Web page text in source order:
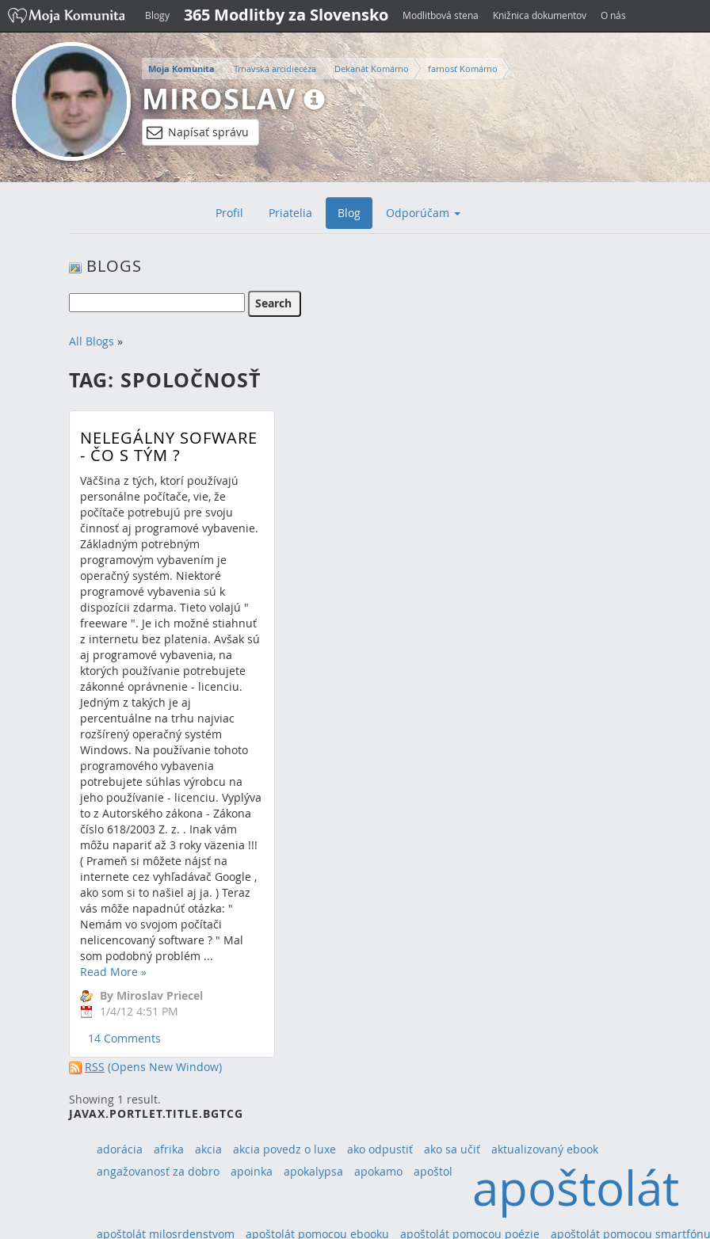
Blogy 365 Modlitby za Slovensko Modlitbová stena Knižnica dokumentov O nás
Moja Komunita Trnavská arcidiecéza Dekanát Komárno farnosť Komárno
MIROSLAV
Napísať správu
Profil Priatelia Blog Odporúčam
BLOGS
All Blogs »
TAG: SPOLOČNOSŤ
NELEGÁLNY SOFWARE
- ČO S TÝM ?
Väčšina z tých, ktorí používajú
personálne počítače, vie, že
počítače potrebujú pre svoju
činnosť aj programové vybavenie.
Základným potrebným
programovým vybavením je
operačný systém. Niektoré
programové vybavenia sú k
dispozícii zdarma. Tieto volajú "
freeware ". Je ich možné stiahnuť
z internetu bez platenia. Avšak sú
aj programové vybavenia, na
ktorých používanie potrebujete
zákonné oprávnenie - licenciu.
Jedným z takých je aj
percentuálne na trhu najviac
rozšírený operačný systém
Windows. Na používanie tohoto
programového vybavenia
potrebujete súhlas výrobcu na
jeho používanie - licenciu. Vyplýva
to z Autorského zákona - Zákona
číslo 618/2003 Z. z. . Inak vám
môžu napariť až 3 roky väzenia !!!
( Prameň si môžete nájsť na
internete cez vyhľadávač Google ,
ako som si to našiel aj ja. ) Teraz
vás môže napadnúť otázka: "
Nemám vo svojom počítači
nelicencovaný software ? " Mal
som podobný problém ...
Read More »
By Miroslav Priecel
1/4/12 4:51 PM
14 Comments
RSS (Opens New Window)
Showing 1 result.
JAVAX.PORTLET.TITLE.BGTCG
adorácia afrika akcia akcia povedz o luxe ako odpustiť ako sa učiť
aktualizovaný ebook
angažovanosť za dobro
apoinka apokalypsa apokamo apoštol apoštolát
apoštolát milosrdenstvom apoštolát pomocou ebooku apoštolát pomocou poézie
apoštolát pomocou smartfónu